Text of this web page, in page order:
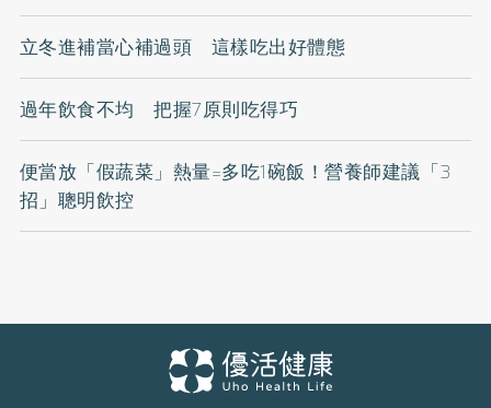
立冬進補當心補過頭 這樣吃出好體態
過年飲食不均 把握7原則吃得巧
便當放「假蔬菜」熱量=多吃1碗飯！營養師建議「3
招」聰明飲控